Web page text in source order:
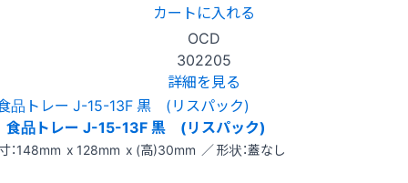
カートに入れる
OCD
302205
詳細を見る
食品トレー J-15-13F 黒 (リスパック)
：148mm x 128mm x (高)30mm ／ 形状：蓋なし